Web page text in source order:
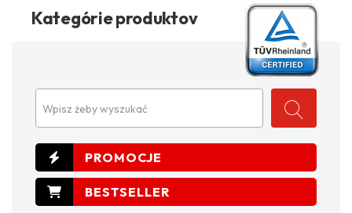
Kategórie produktov
Wpisz żeby wyszukać